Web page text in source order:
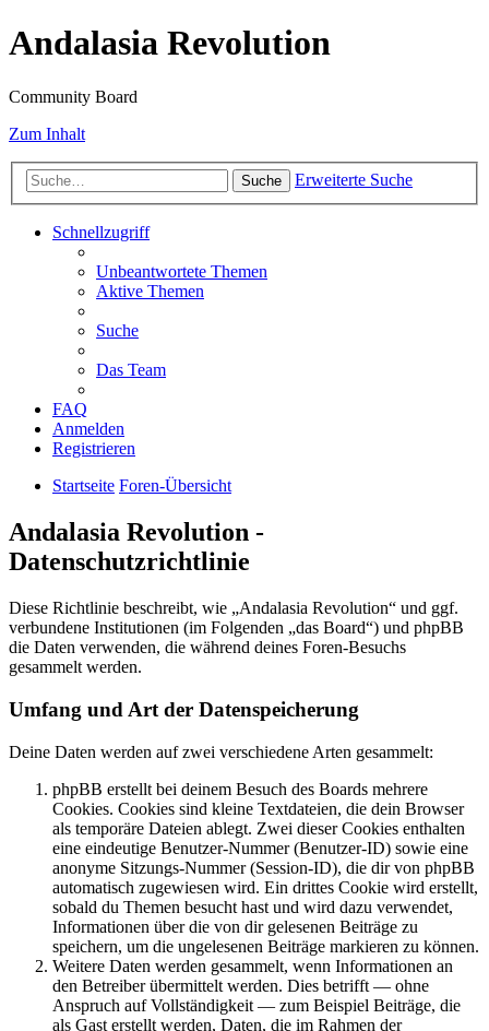
Andalasia Revolution
Community Board
Zum Inhalt
Suche Erweiterte Suche
Schnellzugriff
Unbeantwortete Themen
Aktive Themen
Suche
Das Team
FAQ
Anmelden
Registrieren
Startseite Foren-Übersicht
Andalasia Revolution -
Datenschutzrichtlinie
Diese Richtlinie beschreibt, wie „Andalasia Revolution“ und ggf.
verbundene Institutionen (im Folgenden „das Board“) und phpBB
die Daten verwenden, die während deines Foren-Besuchs
gesammelt werden.
Umfang und Art der Datenspeicherung
Deine Daten werden auf zwei verschiedene Arten gesammelt:
phpBB erstellt bei deinem Besuch des Boards mehrere
Cookies. Cookies sind kleine Textdateien, die dein Browser
als temporäre Dateien ablegt. Zwei dieser Cookies enthalten
eine eindeutige Benutzer-Nummer (Benutzer-ID) sowie eine
anonyme Sitzungs-Nummer (Session-ID), die dir von phpBB
automatisch zugewiesen wird. Ein drittes Cookie wird erstellt,
sobald du Themen besucht hast und wird dazu verwendet,
Informationen über die von dir gelesenen Beiträge zu
speichern, um die ungelesenen Beiträge markieren zu können.
Weitere Daten werden gesammelt, wenn Informationen an
den Betreiber übermittelt werden. Dies betrifft — ohne
Anspruch auf Vollständigkeit — zum Beispiel Beiträge, die
als Gast erstellt werden, Daten, die im Rahmen der